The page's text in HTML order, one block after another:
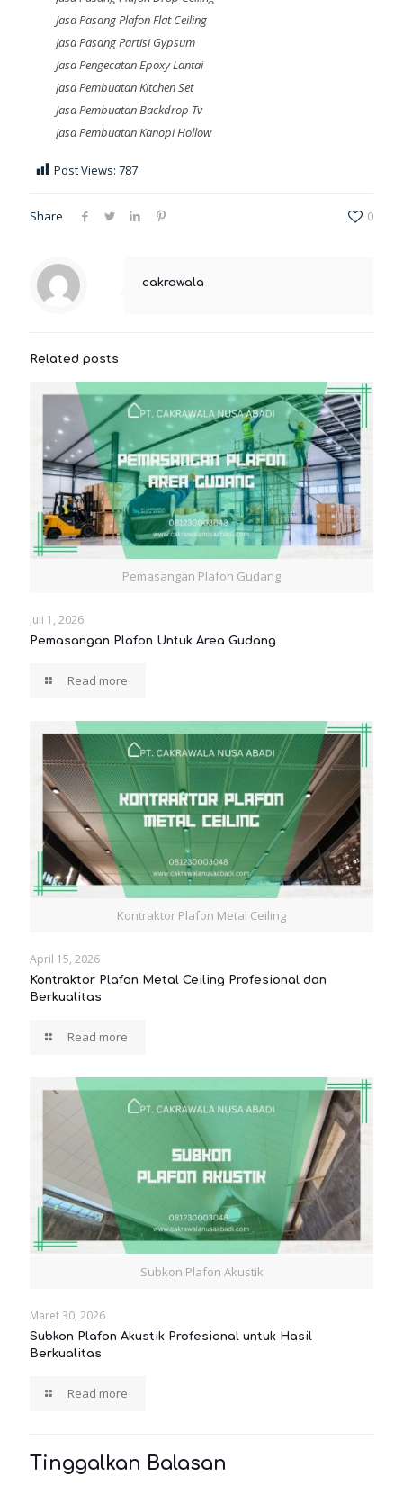
Jasa Pasang Plafon Flat Ceiling
Jasa Pasang Partisi Gypsum
Jasa Pengecatan Epoxy Lantai
Jasa Pembuatan Kitchen Set
Jasa Pembuatan Backdrop Tv
Jasa Pembuatan Kanopi Hollow
Post Views: 787
Share 0
cakrawala
Related posts
Pemasangan Plafon Gudang
Juli 1, 2026
Pemasangan Plafon Untuk Area Gudang
Read more
Kontraktor Plafon Metal Ceiling
April 15, 2026
Kontraktor Plafon Metal Ceiling Profesional dan
Berkualitas
Read more
Subkon Plafon Akustik
Maret 30, 2026
Subkon Plafon Akustik Profesional untuk Hasil
Berkualitas
Read more
Tinggalkan Balasan